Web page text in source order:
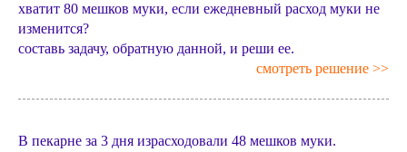
хватит 80 мешков муки, если ежедневный расход муки не
изменится?
составь задачу, обратную данной, и реши ее.
смотреть решение >>
В пекарне за 3 дня израсходовали 48 мешков муки.